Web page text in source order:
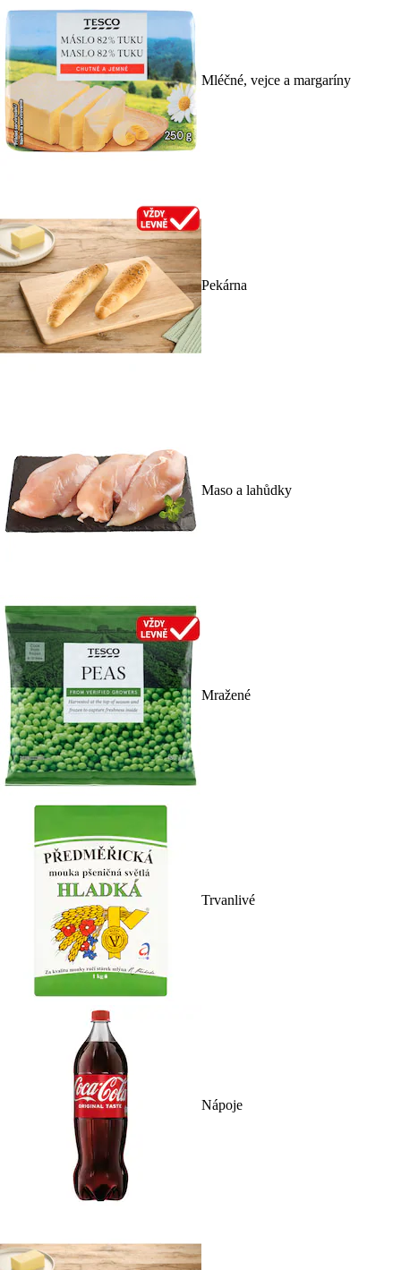
Mléčné, vejce a margaríny
Pekárna
Maso a lahůdky
Mražené
Trvanlivé
Nápoje